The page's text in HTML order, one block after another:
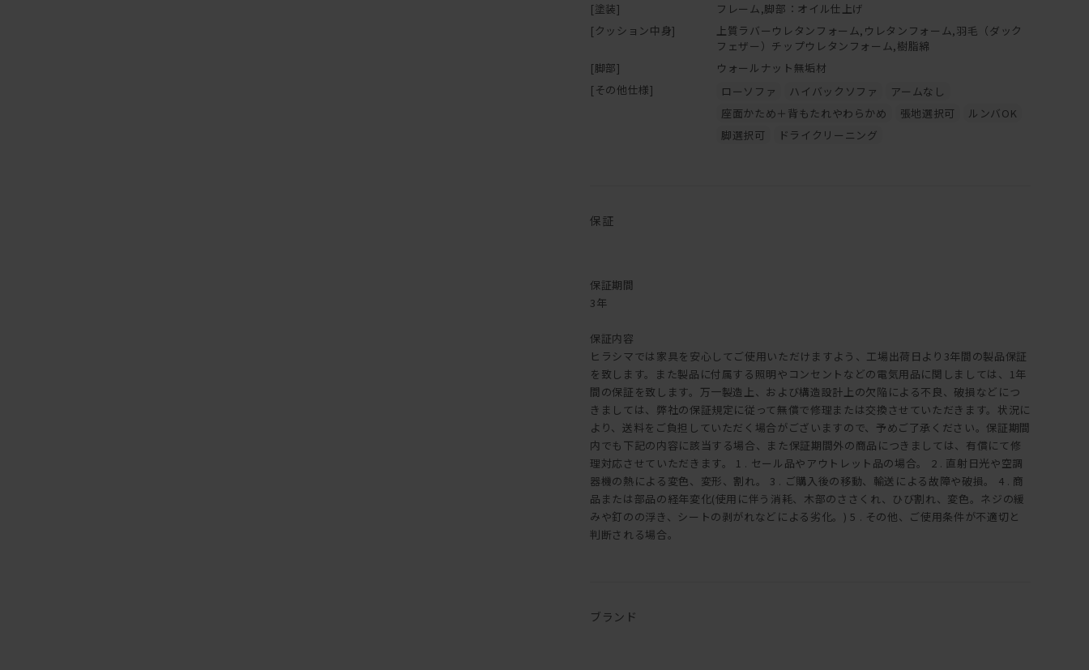
[塗装]
フレーム,脚部：オイル仕上げ
[クッション中身]
上質ラバーウレタンフォーム,ウレタンフォーム,羽毛（ダック
フェザー）チップウレタンフォーム,樹脂綿
[脚部]
ウォールナット無垢材
[その他仕様]
ローソファ ハイバックソファ
アームなし
座面かため＋背もたれやわらかめ
張地選択可
ルンバOK
脚選択可
ドライクリーニング
保証
保証期間
3年
保証内容
ヒラシマでは家具を安心してご使用いただけますよう、工場出荷日より3年間の製品保証
を致します。また製品に付属する照明やコンセントなどの電気用品に関しましては、1年
間の保証を致します。万一製造上、および構造設計上の欠陥による不良、破損などにつ
きましては、弊社の保証規定に従って無償で修理または交換させていただきます。状況に
より、送料をご負担していただく場合がございますので、予めご了承ください。保証期間
内でも下記の内容に該当する場合、また保証期間外の商品につきましては、有償にて修
理対応させていただきます。 1 . セール品やアウトレット品の場合。 2 . 直射日光や空調
器機の熱による変色、変形、割れ。 3 . ご購入後の移動、輸送による故障や破損。 4 . 商
品または部品の経年変化(使用に伴う消耗、木部のささくれ、ひび割れ、変色。ネジの緩
みや釘のの浮き、シートの剥がれなどによる劣化。) 5 . その他、ご使用条件が不適切と
判断される場合。
ブランド